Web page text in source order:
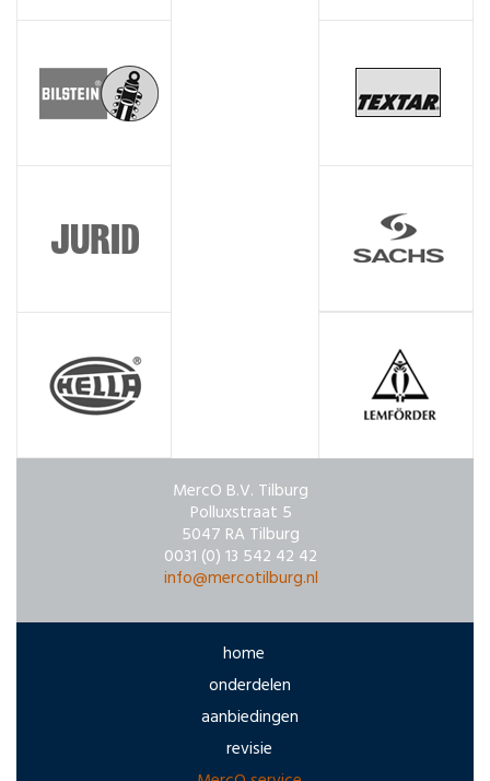
MercO B.V. Tilburg
Polluxstraat 5
5047 RA Tilburg
0031 (0) 13 542 42 42
info@mercotilburg.nl
home
onderdelen
aanbiedingen
revisie